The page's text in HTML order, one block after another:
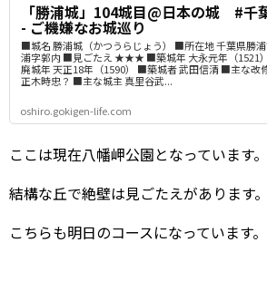
「勝浦城」104城目@日本の城 #千
- ご機嫌なお城巡り
■城名 勝浦城（かつうらじょう） ■所在地 千葉県勝
浦字郭内 ■見ごたえ ★★★ ■築城年 大永元年（1521
廃城年 天正18年（1590） ■築城者 武田信清 ■主な改
正木時忠？ ■主な城主 真里谷武...
oshiro.gokigen-life.com
ここは現在八幡岬公園となっています。
結構な丘で絶壁は見ごたえがあります。
こちらも明日のコースになっています。